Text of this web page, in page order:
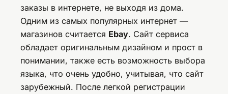
заказы в интернете, не выходя из дома.
Одним из самых популярных интернет —
магазинов считается Ebay. Сайт сервиса
обладает оригинальным дизайном и прост в
понимании, также есть возможность выбора
языка, что очень удобно, учитывая, что сайт
зарубежный. После легкой регистрации